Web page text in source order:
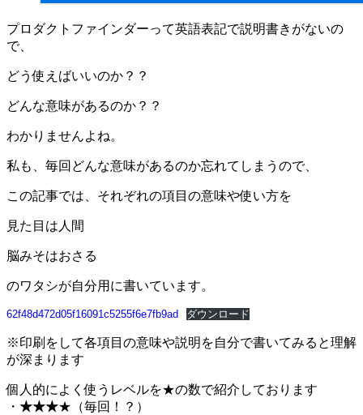
プロダクトファインダーって英語表記で説明書きがないの
で、
どう使えばいいのか？？
どんな意味があるのか？？
わかりませんよね。
私も、毎回どんな意味があるのか忘れてしまうので、
この記事では、それぞれの項目の意味や使い方を
見た目は人間
脳みそはおさる
のワタシが自分用に書いています。
62f48d472d05f16091c5255f6e7fb9ad ダウンロード
※印刷をして各項目の意味や説明を自分で書いてみると理解
が深まります
個人的によく使うレベルを★の数で紹介しております
・ ★★★★（毎回！？）